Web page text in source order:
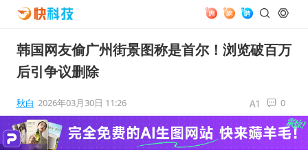
韩国网友偷广州街景图称是首尔！浏览破百万
后引争议删除
秋白 2026年03月30日 11:26 0